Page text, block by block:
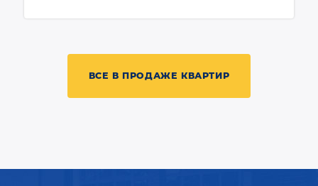
ВСЕ В ПРОДАЖЕ КВАРТИР